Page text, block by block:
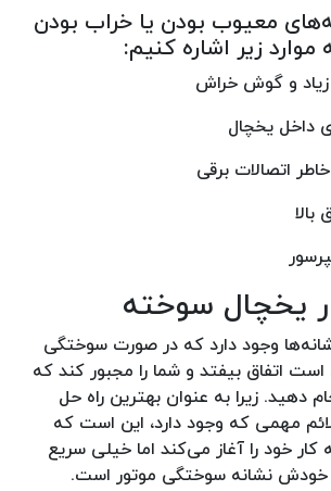
معیوب بودن یا خراب بودن
موارد زیر اشاره کنیم:
و گوش خراش
داخل یخچال
اتصالات برقی
یخچال سوخته
وجود دارد که در صورت سوختگی
اتفاق بیفتد و شما را مجبور ‌کند که
دهید. زیرا به عنوان بهترین راه حل
مهمی که وجود دارد، این است که
خود را آغاز می‌کند اما خیلی سریع
نشانه سوختگی موتور است.